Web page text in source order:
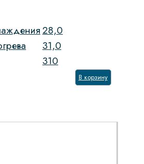
28,0
31,0
310
В корзину